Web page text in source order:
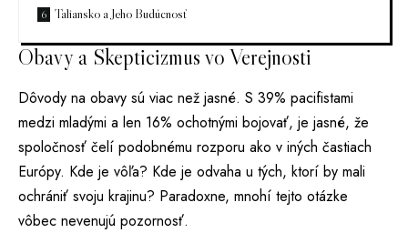
Taliansko a Jeho Budúcnosť
Obavy a Skepticizmus vo Verejnosti
Dôvody na obavy sú viac než jasné. S 39% pacifistami
medzi mladými a len 16% ochotnými bojovať, je jasné, že
spoločnosť čelí podobnému rozporu ako v iných častiach
Európy. Kde je vôľa? Kde je odvaha u tých, ktorí by mali
ochrániť svoju krajinu? Paradoxne, mnohí tejto otázke
vôbec nevenujú pozornosť.